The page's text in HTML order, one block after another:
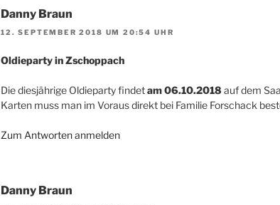
Danny Braun
12. SEPTEMBER 2018 UM 20:54 UHR
Oldieparty in Zschoppach
Die diesjährige Oldieparty findetam 06.10.2018 auf dem
Karten muss man im Voraus direkt bei Familie Forschack
Zum Antworten anmelden
Danny Braun